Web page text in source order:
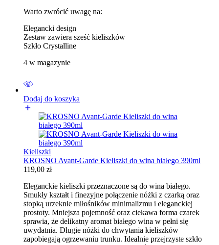
Warto zwrócić uwagę na:
Elegancki design
Zestaw zawiera sześć kieliszków
Szkło Crystalline
4 w magazynie
Dodaj do koszyka
Kieliszki
KROSNO Avant-Garde Kieliszki do wina białego 390ml
119,00 zł
Eleganckie kieliszki przeznaczone są do wina białego.
Smukły kształt i finezyjne połączenie nóżki z czarką oraz
stopką urzeknie miłośników minimalizmu i eleganckiej
prostoty. Mniejsza pojemność oraz ciekawa forma czarek
sprawia, że delikatny aromat białego wina w pełni się
uwydatnia. Długie nóżki do chwytania kieliszków
zapobiegają ogrzewaniu trunku. Idealnie przejrzyste szkło